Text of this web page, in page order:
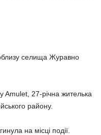
селища Журавно
Amulet, 27-річна жителька
району.
на місці події.